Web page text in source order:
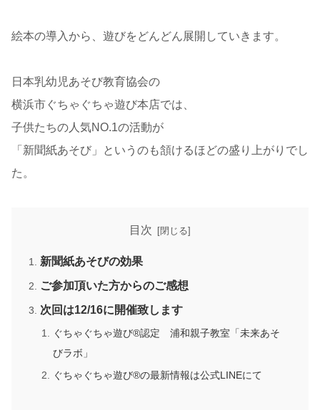
絵本の導入から、遊びをどんどん展開していきます。
日本乳幼児あそび教育協会の
横浜市ぐちゃぐちゃ遊び本店では、
子供たちの人気NO.1の活動が
「新聞紙あそび」というのも頷けるほどの盛り上がりでし
た。
目次
新聞紙あそびの効果
ご参加頂いた方からのご感想
次回は12/16に開催致します
ぐちゃぐちゃ遊び®認定 浦和親子教室「未来あそ
びラボ」
ぐちゃぐちゃ遊び®の最新情報は公式LINEにて